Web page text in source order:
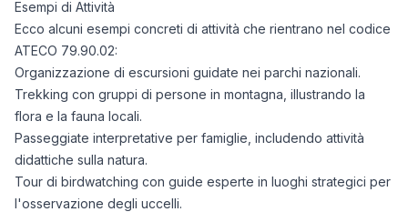
Esempi di Attività
Ecco alcuni esempi concreti di attività che rientrano nel codice
ATECO 79.90.02:
Organizzazione di escursioni guidate nei parchi nazionali.
Trekking con gruppi di persone in montagna, illustrando la
flora e la fauna locali.
Passeggiate interpretative per famiglie, includendo attività
didattiche sulla natura.
Tour di birdwatching con guide esperte in luoghi strategici per
l'osservazione degli uccelli.